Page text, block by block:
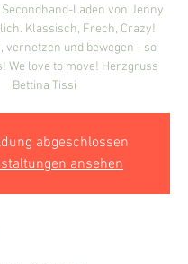
Laden von Jenny
Klassisch, Frech, Crazy!
vernetzen und bewegen - so
We love to move! Herzgruss
Bettina Tissi
abgeschlossen
ansehen